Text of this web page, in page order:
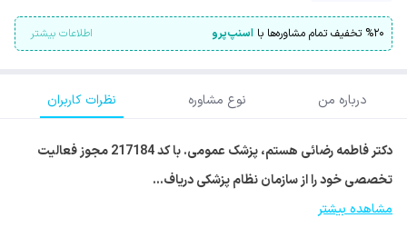
%۲۰ تخفیف تمام مشاوره‌ها با اسنپ‌پرو اطلاعات بیشتر
درباره من نوع مشاوره نظرات کاربران
دکتر فاطمه رضائی هستم، پزشک عمومی. با کد 217184 مجوز فعالیت
تخصصی خود را از سازمان نظام پزشکی دریاف…
مشاهده بیشتر